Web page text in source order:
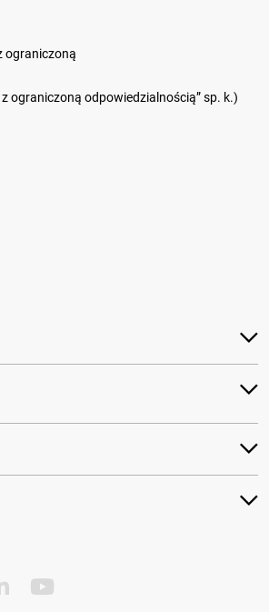
ograniczoną
z ograniczoną odpowiedzialnością” sp. k.)